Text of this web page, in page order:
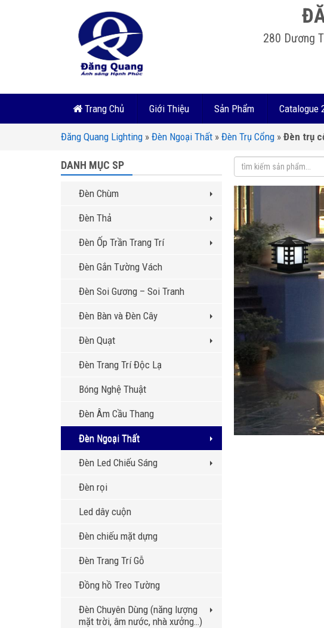
280 Dương
Trang Chủ Giới Thiệu Sản Phẩm Catalogue
Đăng Quang Lighting » Đèn Ngoại Thất » Đèn Trụ Cổng » Đèn trụ
DANH MỤC SP
Đèn Chùm
Đèn Thả
Đèn Ốp Trần Trang Trí
Đèn Gắn Tường Vách
Đèn Soi Gương – Soi Tranh
Đèn Bàn và Đèn Cây
Đèn Quạt
Đèn Trang Trí Độc Lạ
Bóng Nghệ Thuật
Đèn Âm Cầu Thang
Đèn Ngoại Thất
Đèn Led Chiếu Sáng
Đèn rọi
Led dây cuộn
Đèn chiếu mặt dựng
Đèn Trang Trí Gỗ
Đồng hồ Treo Tường
Đèn Chuyên Dùng (năng lượng
mặt trời, âm nước, nhà xưởng…)